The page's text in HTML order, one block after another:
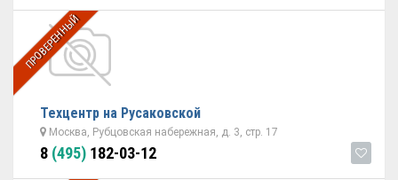
ПРОВЕРЕННЫЙ
Техцентр на Русаковской
Москва, Рубцовская набережная, д. 3, стр. 17
8 (495) 182-03-12